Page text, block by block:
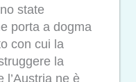
state
porta a dogma
con cui la
la
l’Austria ne è